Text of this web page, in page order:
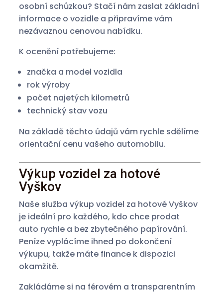
osobní schůzkou? Stačí nám zaslat základní
informace o vozidle a připravíme vám
nezávaznou cenovou nabídku.
K ocenění potřebujeme:
značka a model vozidla
rok výroby
počet najetých kilometrů
technický stav vozu
Na základě těchto údajů vám rychle sdělíme
orientační cenu vašeho automobilu.
Výkup vozidel za hotové
Vyškov
Naše služba výkup vozidel za hotové Vyškov
je ideální pro každého, kdo chce prodat
auto rychle a bez zbytečného papírování.
Peníze vyplácíme ihned po dokončení
výkupu, takže máte finance k dispozici
okamžitě.
Zakládáme si na férovém a transparentním